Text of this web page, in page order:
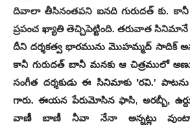
దివాలా తీసినంతపని ఐనది గురుదత్ కు.
ప్రపంచ ఖ్యాతి తెచ్చిపెట్టింది. తరువాత
దీని దర్శకత్వ భారమును మొహమ్మద్ సాదిక్
కానీ గురుదత్ బానీ మనకు ఆ చిత్రములో
సంగీత దర్శకుడు ఈ సినిమాకు 'రవి.'
గారు. ఈయన పేరుమోసిన ఫాసి, అరబ్బీ,
వాణీ బాణీ నీవా నేనా అన్నట్లు